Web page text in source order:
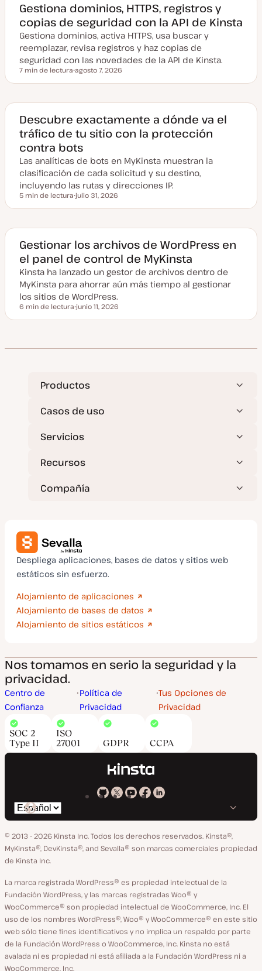
Gestiona dominios, HTTPS, registros y
copias de seguridad con la API de Kinsta
Gestiona dominios, activa HTTPS, usa buscar y
reemplazar, revisa registros y haz copias de
seguridad con las novedades de la API de Kinsta.
Tiempo de lectura
7 min de lectura
e
h
c
u
a
l
i
a
d
a
agosto 7, 2026
Descubre exactamente a dónde va el
tráfico de tu sitio con la protección
contra bots
Las analíticas de bots en MyKinsta muestran la
clasificación de cada solicitud y su destino,
incluyendo las rutas y direcciones IP.
Tiempo de lectura
5 min de lectura
e
h
a
c
t
u
a
i
z
a
d
julio 31, 2026
Gestionar los archivos de WordPress en
el panel de control de MyKinsta
Kinsta ha lanzado un gestor de archivos dentro de
MyKinsta para ahorrar aún más tiempo al gestionar
los sitios de WordPress.
Tiempo de lectura
6 min de lectura
e
a
l
z
a
junio 11, 2026
Productos
Casos de uso
Servicios
Recursos
Compañía
Despliega aplicaciones, bases de datos y sitios web
estáticos sin esfuerzo.
Alojamiento de aplicaciones
Alojamiento de bases de datos
Alojamiento de sitios estáticos
Nos tomamos en serio la seguridad y la
privacidad.
Centro de
Confianza
Política de
Privacidad
Tus Opciones de
Privacidad
SOC 2
Type II
ISO
27001
GDPR CCPA
Kinsta
GitHub
Kinsta
X
Kinsta
YouTube
Kinsta
Facebook
Kinsta
LinkedIn
Cambiar
idioma
© 2013 - 2026 Kinsta Inc. Todos los derechos reservados. Kinsta®,
MyKinsta®, DevKinsta®, and Sevalla® son marcas comerciales propiedad
de Kinsta Inc.
La marca registrada WordPress® es propiedad intelectual de la
Fundación WordPress, y las marcas registradas Woo® y
WooCommerce® son propiedad intelectual de WooCommerce, Inc. El
uso de los nombres WordPress®, Woo® y WooCommerce® en este sitio
web sólo tiene fines identificativos y no implica un respaldo por parte
de la Fundación WordPress o WooCommerce, Inc. Kinsta no está
avalada ni es propiedad ni está afiliada a la Fundación WordPress ni a
WooCommerce, Inc.